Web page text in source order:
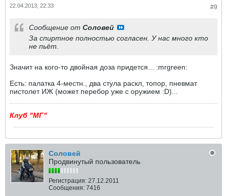
#9
22.04.2013, 22:33
Сообщение от Соловей
За спиртное полностью согласен. У нас много кто
не пьёт.
Значит на кого-то двойная доза придется... :mrgreen:
Есть: палатка 4-местн., два стула раскл, топор, пневмат
пистолет ИЖ (может перебор уже с оружием :D)...
Клуб "МГ"
Соловей
Продвинутый пользователь
Регистрация: 27.12.2011
Сообщения: 7416